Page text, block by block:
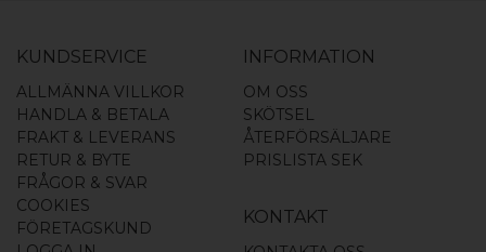
KUNDSERVICE
ALLMÄNNA VILLKOR
HANDLA & BETALA
FRAKT & LEVERANS
RETUR & BYTE
FRÅGOR & SVAR
COOKIES
FÖRETAGSKUND
INFORMATION
OM OSS
SKÖTSEL
ÅTERFÖRSÄLJARE
PRISLISTA SEK
KONTAKT